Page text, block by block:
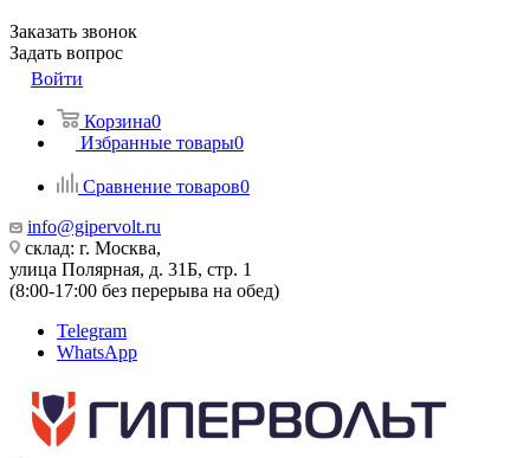
Заказать звонок
Задать вопрос
Войти
Корзина0
Избранные товары0
Сравнение товаров0
info@gipervolt.ru
склад: г. Москва,
улица Полярная, д. 31Б, стр. 1
(8:00-17:00 без перерыва на обед)
Telegram
WhatsApp